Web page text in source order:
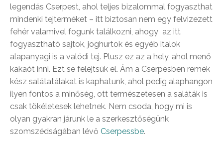
legendás Cserpest, ahol teljes bizalommal fogyaszthat
mindenki tejterméket – itt biztosan nem egy felvizezett
fehér valamivel fogunk találkozni, ahogy az itt
fogyasztható sajtok, joghurtok és egyéb italok
alapanyagi is a valódi tej. Plusz ez az a hely, ahol menő
kakaót inni. Ezt se felejtsük el. Ám a Cserpesben remek
kész salátatálakat is kaphatunk, ahol pedig alaphangon
ilyen fontos a minőség, ott természetesen a saláták is
csak tökéletesek lehetnek. Nem csoda, hogy mi is
olyan gyakran járunk le a szerkesztőségünk
szomszédságában lévő Cserpessbe.